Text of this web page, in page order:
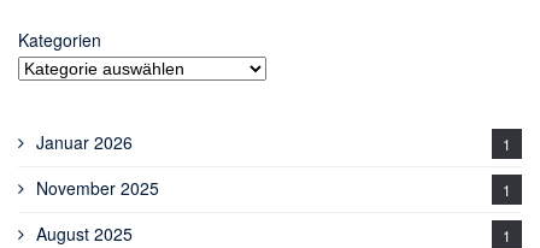
Kategorien
Januar 2026 1
November 2025 1
August 2025 1